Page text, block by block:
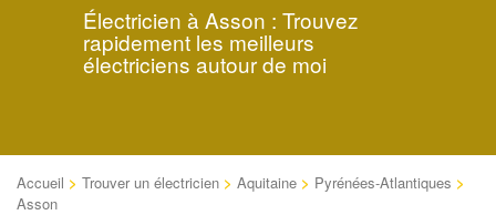
Électricien à Asson : Trouvez
rapidement les meilleurs
électriciens autour de moi
Accueil > Trouver un électricien > Aquitaine > Pyrénées-Atlantiques >
Asson